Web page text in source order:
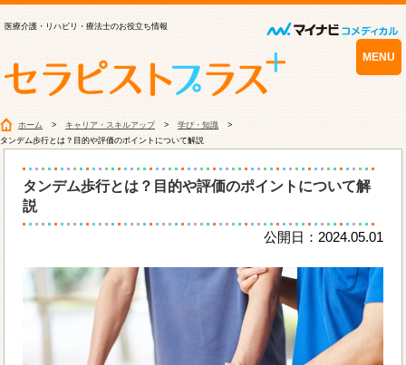
医療介護・リハビリ・療法士のお役立ち情報
MENU
ホーム キャリア・スキルアップ
学び・知識
タンデム歩行とは？目的や評価のポイントについて解説
タンデム歩行とは？目的や評価のポイントについて解
説
公開日：2024.05.01